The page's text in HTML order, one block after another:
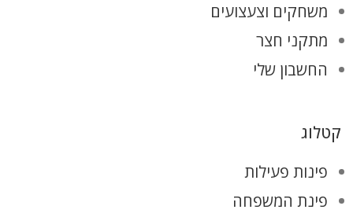
משחקים וצעצועים
מתקני חצר
החשבון שלי
קטלוג
פינות פעילות
פינת המשפחה